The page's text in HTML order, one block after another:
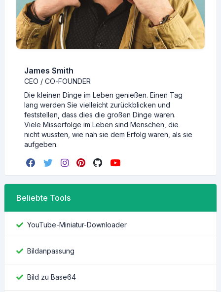
James Smith
CEO / CO-FOUNDER
Die kleinen Dinge im Leben genießen. Einen Tag
lang werden Sie vielleicht zurückblicken und
feststellen, dass dies die großen Dinge waren.
Viele Misserfolge im Leben sind Menschen, die
nicht wussten, wie nah sie dem Erfolg waren, als sie
aufgeben.
Beliebte Tools
YouTube-Miniatur-Downloader
Bildanpassung
Bild zu Base64